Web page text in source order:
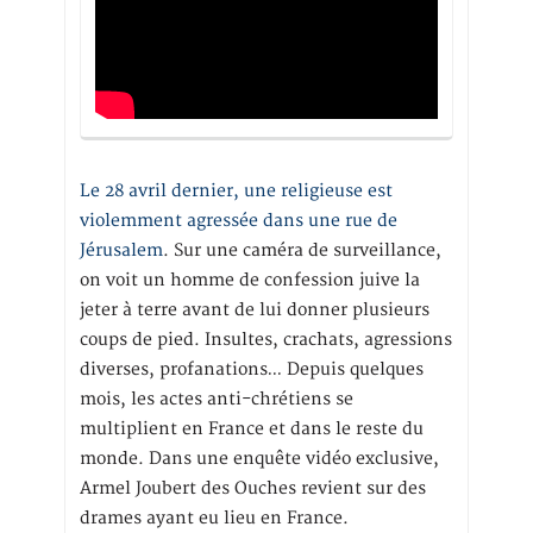
Le 28 avril dernier, une religieuse est
violemment agressée dans une rue de
Jérusalem. Sur une caméra de surveillance,
on voit un homme de confession juive la
jeter à terre avant de lui donner plusieurs
coups de pied. Insultes, crachats, agressions
diverses, profanations… Depuis quelques
mois, les actes anti-chrétiens se
multiplient en France et dans le reste du
monde. Dans une enquête vidéo exclusive,
Armel Joubert des Ouches revient sur des
drames ayant eu lieu en France.